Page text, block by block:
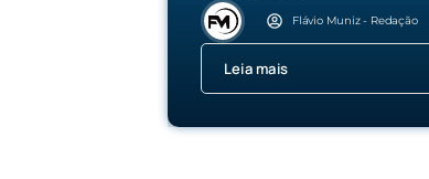
Flávio Muniz - Redação
Leia mais